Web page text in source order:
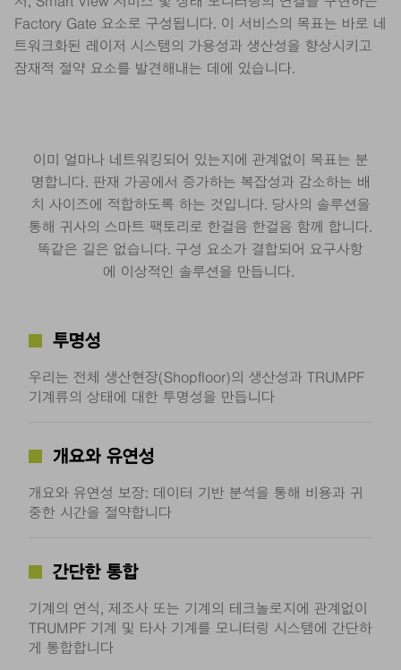
Factory Gate 요소로 구성됩니다. 이 서비스의 목표는 바로 네
트워크화된 레이저 시스템의 가용성과 생산성을 향상시키고
잠재적 절약 요소를 발견해내는 데에 있습니다.
이미 얼마나 네트워킹되어 있는지에 관계없이 목표는 분
명합니다. 판재 가공에서 증가하는 복잡성과 감소하는 배
치 사이즈에 적합하도록 하는 것입니다. 당사의 솔루션을
통해 귀사의 스마트 팩토리로 한걸음 한걸음 함께 합니다.
똑같은 길은 없습니다. 구성 요소가 결합되어 요구사항
에 이상적인 솔루션을 만듭니다. ​
투명성
우리는 전체 생산현장(Shopfloor)의 생산성과 TRUMPF
기계류의 상태에 대한 투명성을 만듭니다
개요와 유연성
개요와 유연성 보장: 데이터 기반 분석을 통해 비용과 귀
중한 시간을 절약합니다
간단한 통합
기계의 연식, 제조사 또는 기계의 테크놀로지에 관계없이
TRUMPF 기계 및 타사 기계를 모니터링 시스템에 간단하
게 통합합니다